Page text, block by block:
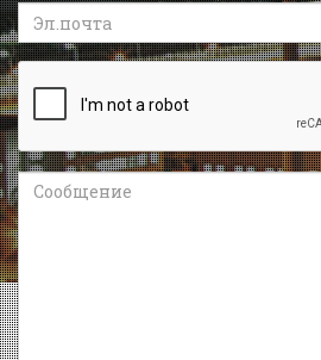
Эл.почта
Recaptcha
Сообщение